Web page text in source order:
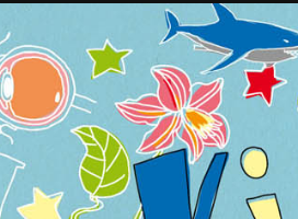
les Sciences aux Enfants !